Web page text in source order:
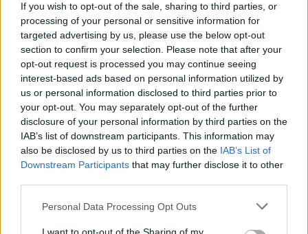
If you wish to opt-out of the sale, sharing to third parties, or
processing of your personal or sensitive information for
targeted advertising by us, please use the below opt-out
section to confirm your selection. Please note that after your
opt-out request is processed you may continue seeing
interest-based ads based on personal information utilized by
us or personal information disclosed to third parties prior to
your opt-out. You may separately opt-out of the further
disclosure of your personal information by third parties on the
IAB’s list of downstream participants. This information may
also be disclosed by us to third parties on the IAB’s List of
Downstream Participants that may further disclose it to other
Please note that this website/app uses one or more Google
Personal Data Processing Opt Outs
παρόν. Λέγεται πως ο Ιβάν Σαββίδης τα βρήκε με την
κυβέρνηση, […]